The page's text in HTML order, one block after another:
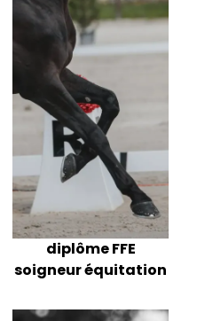
diplôme FFE
soigneur équitation